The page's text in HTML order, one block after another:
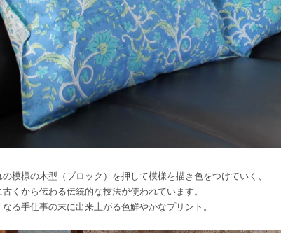
の模様の木型（ブロック）を押して模様を描き色をつけていく、
古くから伝わる伝統的な技法が使われています。
る手仕事の末に出来上がる色鮮やかなプリント。